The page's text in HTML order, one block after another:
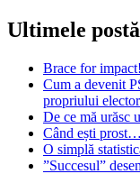
Ultimele
Brace for impact!
Cum a devenit
propriului
De ce mă urăsc
Când ești prost…
O simplă
”Succesul”